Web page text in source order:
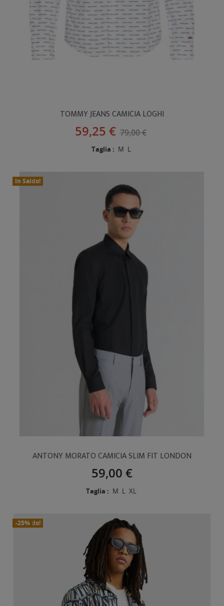
TOMMY JEANS CAMICIA LOGHI
59,25 € 79,00 €
Taglia : M L
In Saldo!
Nuovo
ANTONY MORATO CAMICIA SLIM FIT LONDON
59,00 €
Taglia : M L XL
In Saldo!
Nuovo
-25%